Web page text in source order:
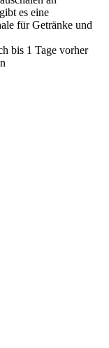
es eine
für Getränke und
bis 1 Tage vorher